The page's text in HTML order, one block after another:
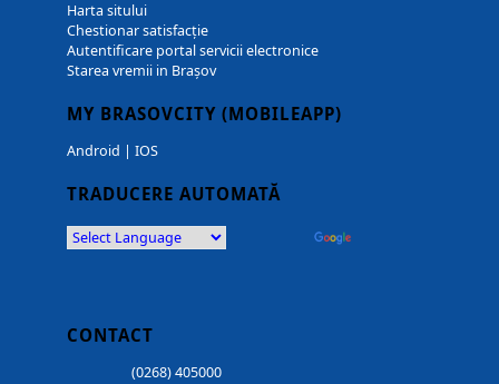
Harta sitului
Chestionar satisfacție
Autentificare portal servicii electronice
Starea vremii in Brașov
MY BRASOVCITY (MOBILEAPP)
Android | IOS
TRADUCERE AUTOMATĂ
CONTACT
(0268) 405000